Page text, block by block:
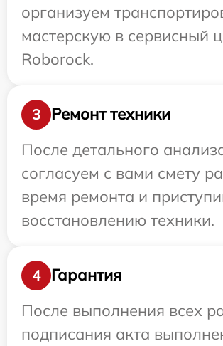
организуем
мастерскую в сервисный
Roborock.
3
Ремонт техники
После детального
согласуем с вами смету
время ремонта и
восстановлению техники.
4
Гарантия
После выполнения всех
подписания акта